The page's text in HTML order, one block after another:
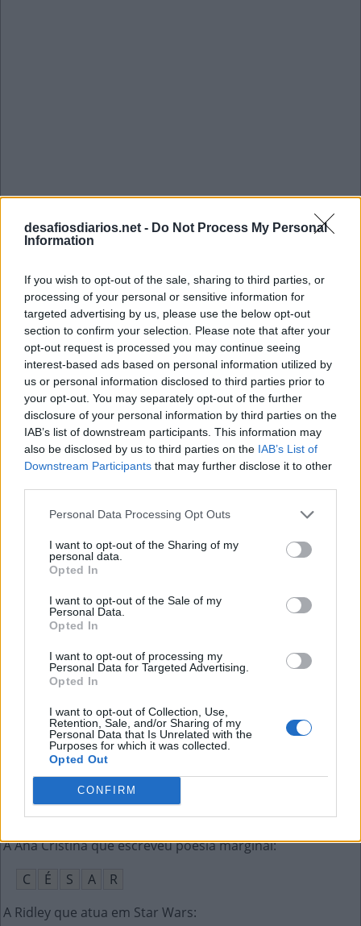
desafiosdiarios.net - Do Not Process My Personal
Information
If you wish to opt-out of the sale, sharing to third parties, or
processing of your personal or sensitive information for
targeted advertising by us, please use the below opt-out
section to confirm your selection. Please note that after your
opt-out request is processed you may continue seeing
interest-based ads based on personal information utilized by
us or personal information disclosed to third parties prior to
your opt-out. You may separately opt-out of the further
disclosure of your personal information by third parties on the
IAB’s list of downstream participants. This information may
also be disclosed by us to third parties on the IAB’s List of
Downstream Participants that may further disclose it to other
Personal Data Processing Opt Outs
I want to opt-out of the Sharing of my
personal data.
Opted In
I want to opt-out of the Sale of my
Personal Data.
Opted In
I want to opt-out of processing my
Personal Data for Targeted Advertising.
Opted In
I want to opt-out of Collection, Use,
Retention, Sale, and/or Sharing of my
Personal Data that Is Unrelated with the
Purposes for which it was collected.
Opted Out
CONFIRM
Mini Setembro 4 2022 Cruzadinha
A
C
E S A
R
A
I P I
M
R S
A
O objeto candente está ardendo em __
R A S
A
Sinais de pontuação usados em citações
S P A
S
A S
Y
Compete, cumpre:
A B
E
Qualquer coisa usada para combater algo:
A
R M
A
A Ana Cristina que escreveu poesia marginal:
C
É S A
R
A Ridley que atua em Star Wars: